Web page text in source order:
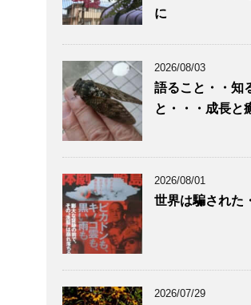
に
2026/08/03
語ること・・知
と・・・成長と
2026/08/01
世界は騙された
2026/07/29